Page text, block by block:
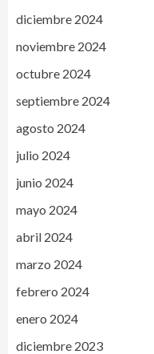
diciembre 2024
noviembre 2024
octubre 2024
septiembre 2024
agosto 2024
julio 2024
junio 2024
mayo 2024
abril 2024
marzo 2024
febrero 2024
enero 2024
diciembre 2023